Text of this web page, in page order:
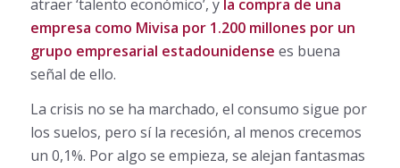
atraer ‘talento económico’, y la compra de una
empresa como Mivisa por 1.200 millones por un
grupo empresarial estadounidense es buena
señal de ello.
La crisis no se ha marchado, el consumo sigue por
los suelos, pero sí la recesión, al menos crecemos
un 0,1%. Por algo se empieza, se alejan fantasmas